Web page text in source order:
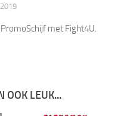
met Fight4U.
OOK LEUK...